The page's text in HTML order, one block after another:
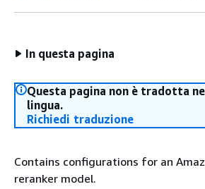
In questa pagina
Questa pagina non è tradotta
lingua.
Richiedi traduzione
Contains configurations for an
reranker model.